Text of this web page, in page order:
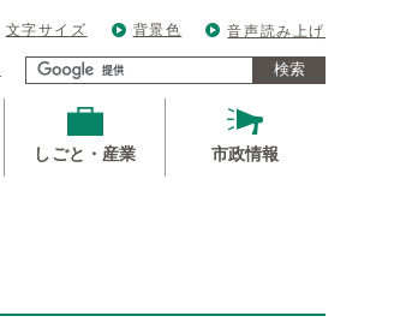
文字サイズ 背景色 音声読み上げ
検索
しごと・産業 市政情報